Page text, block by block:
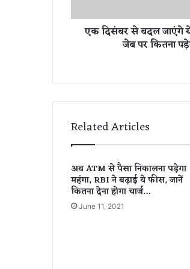
द
ये
,
जा
आ
प
की
जे
एक दिसंबर से बदल जाएंगे
जेब पर कितना
Related Articles
अब ATM से पैसा निकालना पड़ेगा
महंगा, RBI ने बढ़ाई ये फीस, जानें
कितना देना होगा चार्ज…
June 11, 2021